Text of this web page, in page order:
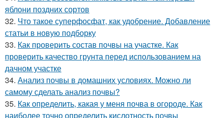
яблони поздних сортов
32. Что такое суперфосфат, как удобрение. Добавление
статьи в новую подборку
33. Как проверить состав почвы на участке. Как
проверить качество грунта перед использованием на
дачном участке
34. Анализ почвы в домашних условиях. Можно ли
самому сделать анализ почвы?
35. Как определить, какая у меня почва в огороде. Как
наиболее точно определить кислотность почвы